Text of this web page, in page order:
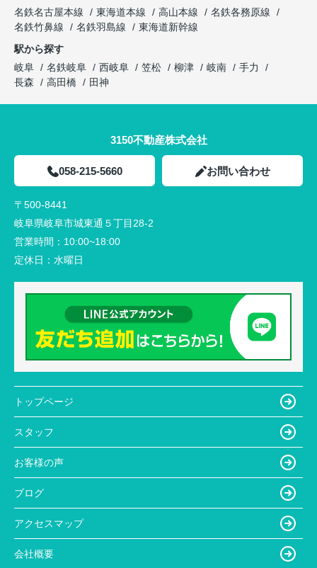
名鉄名古屋本線
東海道本線 高山本線
名鉄各務原線
名鉄竹鼻線
名鉄羽島線
東海道新幹線
駅から探す
岐阜
名鉄岐阜 西岐阜 笠松 柳津 岐南
手力
長森
高田橋 田神
3150不動産株式会社
058-215-5660 お問い合わせ
〒500-8441
岐阜県岐阜市城東通５丁目28-2
営業時間： 10:00~18:00
定休日： 水曜日
トップページ
スタッフ
お客様の声
ブログ
アクセスマップ
会社概要